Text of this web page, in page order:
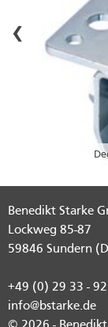
‹
Benedikt Starke
Lockweg 85-87
59846 Sundern
+49 (0) 29 33 -
info@bstarke.de